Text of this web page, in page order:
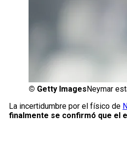
© Getty Images Neymar
La incertidumbre por el físico de
finalmente se confirmó que el